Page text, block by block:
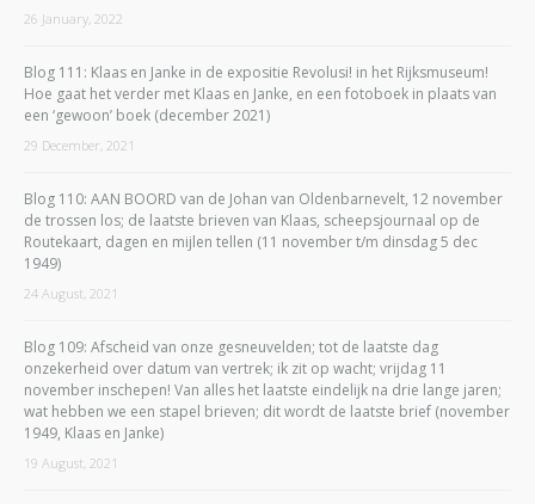
26 January, 2022
Blog 111: Klaas en Janke in de expositie Revolusi! in het Rijksmuseum!
Hoe gaat het verder met Klaas en Janke, en een fotoboek in plaats van
een ‘gewoon’ boek (december 2021)
29 December, 2021
Blog 110: AAN BOORD van de Johan van Oldenbarnevelt, 12 november
de trossen los; de laatste brieven van Klaas, scheepsjournaal op de
Routekaart, dagen en mijlen tellen (11 november t/m dinsdag 5 dec
1949)
24 August, 2021
Blog 109: Afscheid van onze gesneuvelden; tot de laatste dag
onzekerheid over datum van vertrek; ik zit op wacht; vrijdag 11
november inschepen! Van alles het laatste eindelijk na drie lange jaren;
wat hebben we een stapel brieven; dit wordt de laatste brief (november
1949, Klaas en Janke)
19 August, 2021